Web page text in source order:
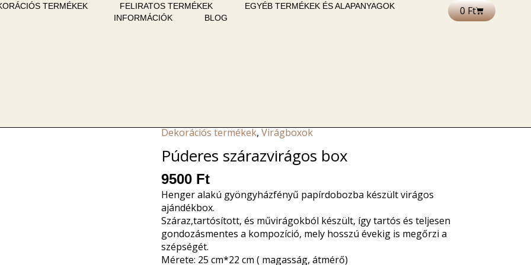
TERMÉKEK FELIRATOS TERMÉKEK
EGYÉB TERMÉKEK ÉS ALAPANYAGOK
INFORMÁCIÓK
BLOG
0FtKosár
Dekorációs termékek,Virágboxok
Púderes szárazvirágos box
9500 Ft
Henger alakú gyöngyházfényű papírdobozba készült virágos
ajándékbox.
Száraz,tartósított, és művirágokból készült, így tartós és teljesen
gondozásmentes a kompozíció, mely hosszú évekig is megőrzi a
szépségét.
Mérete: 25 cm*22 cm ( magasság, átmérő)